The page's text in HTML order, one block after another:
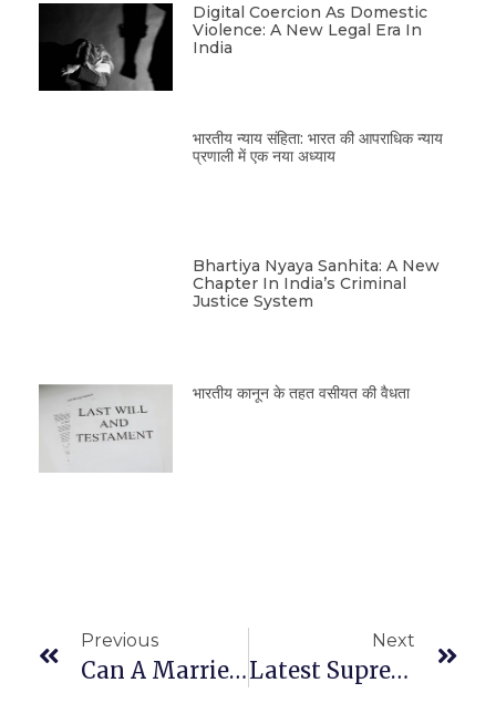
Digital Coercion As Domestic
Violence: A New Legal Era In
India
भारतीय न्याय संहिता: भारत की आपराधिक न्याय
प्रणाली में एक नया अध्याय
Bhartiya Nyaya Sanhita: A New
Chapter In India’s Criminal
Justice System
भारतीय कानून के तहत वसीयत की वैधता
Previous
Can A Married Man/woman Live With Another In A Live-In Relationship ?
Next
Latest Supreme Court Judgment On POSH ACT